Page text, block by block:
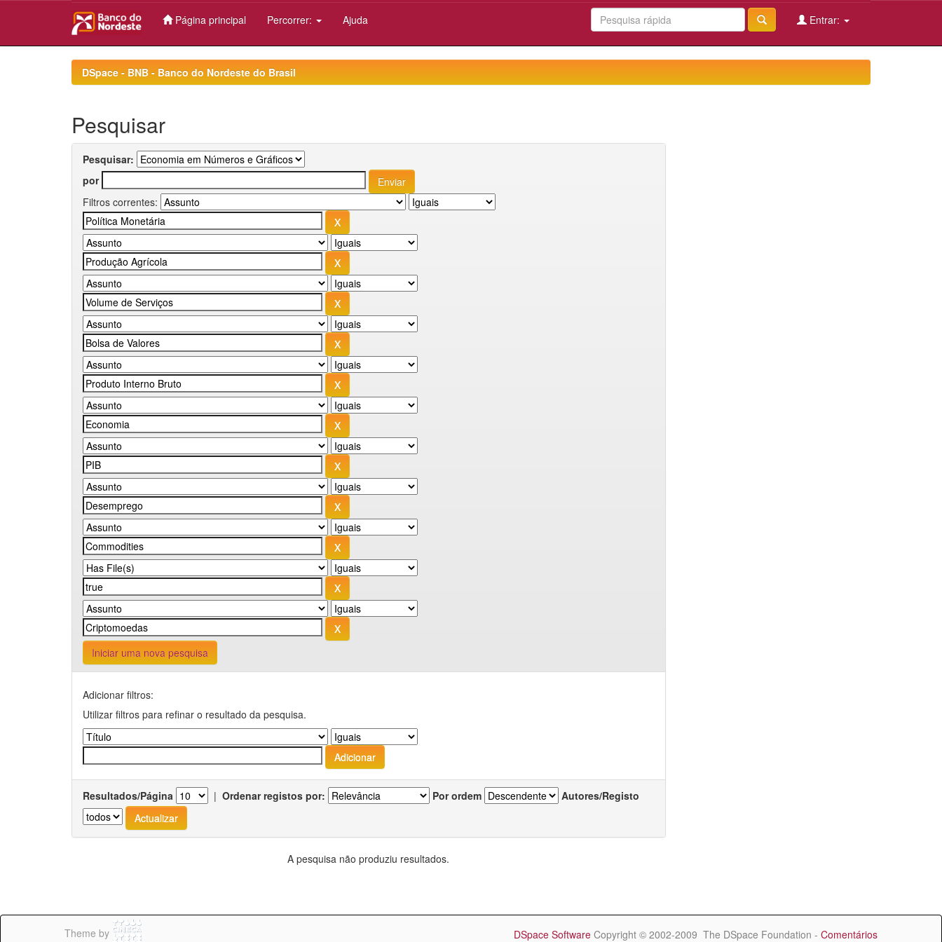
Página principal Percorrer: Ajuda Entrar:
DSpace - BNB - Banco do Nordeste do Brasil
Pesquisar
Pesquisar:
por
Filtros correntes:
Iniciar uma nova pesquisa
Adicionar filtros:
Utilizar filtros para refinar o resultado da pesquisa.
Resultados/Página | Ordenar registos por: Por ordem Autores/Registo
A pesquisa não produziu resultados.
Theme by DSpace Software Copyright © 2002-2009 The DSpace Foundation - Comentários